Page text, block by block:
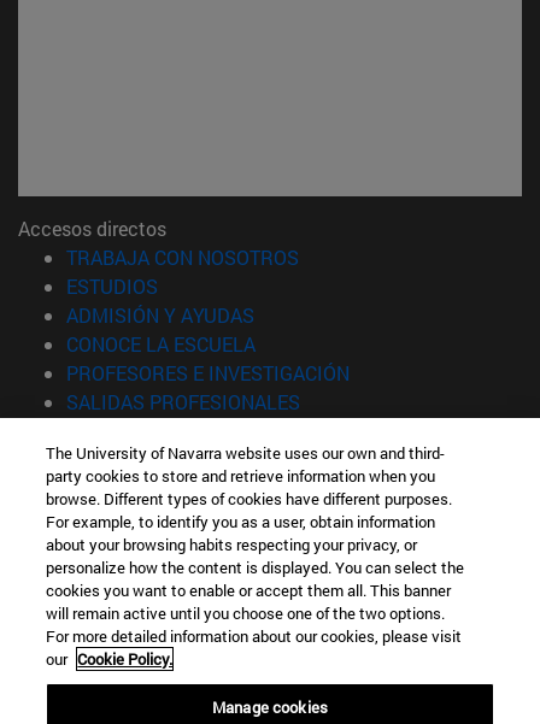
Accesos directos
TRABAJA CON NOSOTROS
ESTUDIOS
ADMISIÓN Y AYUDAS
CONOCE LA ESCUELA(abre en nueva ventana)
PROFESORES E INVESTIGACIÓN
SALIDAS PROFESIONALES
Información
TFNO +34 943 21 98 77
¿QUÉ GRADO TE INTERESA?
¿QUÉ MÁSTER TE INTERESA?
© Universidad de Navarra
Información legal
Accesibilidad
Configuración de cookies
The University of Navarra website uses our own and third-
party cookies to store and retrieve information when you
browse. Different types of cookies have different purposes.
For example, to identify you as a user, obtain information
about your browsing habits respecting your privacy, or
personalize how the content is displayed. You can select the
cookies you want to enable or accept them all. This banner
will remain active until you choose one of the two options.
For more detailed information about our cookies, please visit
our Cookie Policy.
Manage cookies